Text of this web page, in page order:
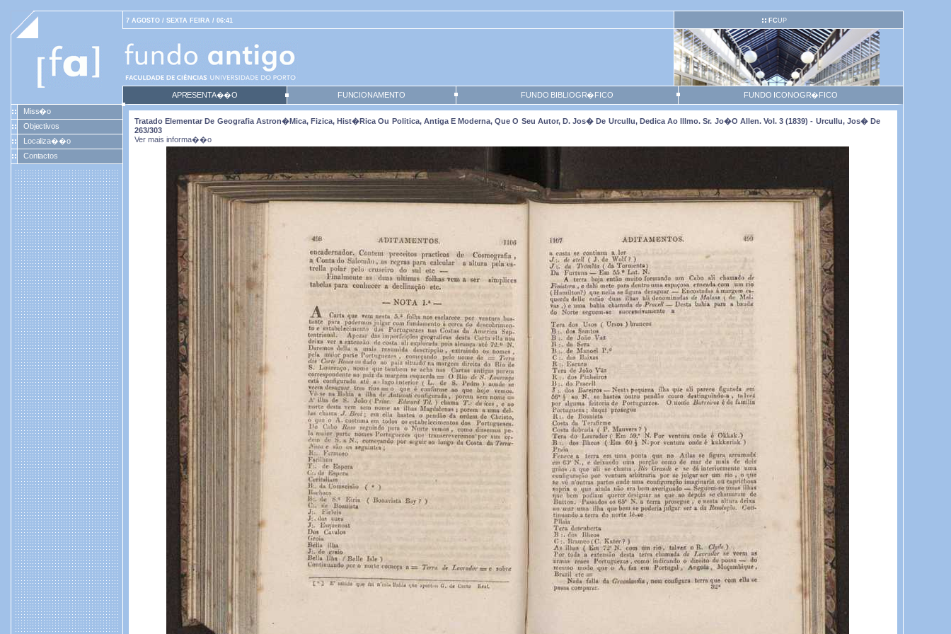
7 AGOSTO / SEXTA FEIRA / 06:41 FCUP
APRESENTA��O FUNCIONAMENTO FUNDO BIBLIOGR�FICO
FUNDO ICONOGR�FICO
Miss�o
Objectivos
Localiza��o
Contactos
Tratado Elementar De Geografia Astron�mica, Fizica, Hist�rica Ou Politica, Antiga E Moderna, Que O Seu Autor, D. Jos� De Urcullu, Dedica Ao Illmo. Sr. Jo�o Allen. Vol. 3 (1839) - Urcullu, Jos� De
263/303
Ver mais informa��o